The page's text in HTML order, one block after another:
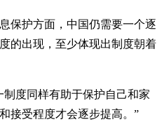
保护方面，中国仍需要一个逐
的出现，至少体现出制度朝着
度同样有助于保护自己和家
接受程度才会逐步提高。”